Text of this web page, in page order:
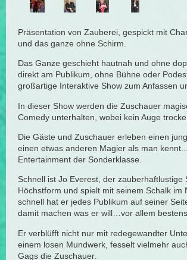
Präsentation von Zauberei, gespickt mit
und das ganze ohne Schirm.
Das Ganze geschieht hautnah und ohne
direkt am Publikum, ohne Bühne oder
großartige Interaktive Show zum Anfassen
In dieser Show werden die Zuschauer
Comedy unterhalten, wobei kein Auge
Die Gäste und Zuschauer erleben einen
einen etwas anderen Magier als man
Entertainment der Sonderklasse.
Schnell ist Jo Everest, der zauberhaftlustige
Höchstform und spielt mit seinem Schalk im
schnell hat er jedes Publikum auf seiner
damit machen was er will…vor allem
Er verblüfft nicht nur mit redegewandter
einem losen Mundwerk, fesselt vielmehr
Gags die Zuschauer.